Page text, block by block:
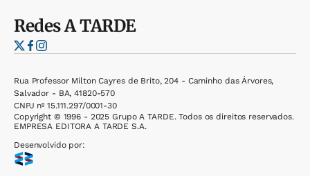
RedesA TARDE
Rua Professor Milton Cayres de Brito, 204 - Caminho das Árvores,
Salvador - BA, 41820-570
CNPJ nº 15.111.297/0001-30
Copyright © 1996 - 2025 Grupo A TARDE. Todos os direitos reservados.
EMPRESA EDITORA A TARDE S.A.
Desenvolvido por: